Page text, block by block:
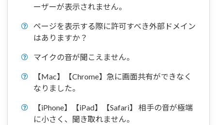
ーザーが表示されません。
ページを表示する際に許可すべき外部ドメイン
はありますか？
マイクの音が聞こえません。
【Mac】【Chrome】急に画面共有ができなく
なりました。
【iPhone】【iPad】【Safari】 相手の音が極端
に小さく、聞き取れません。